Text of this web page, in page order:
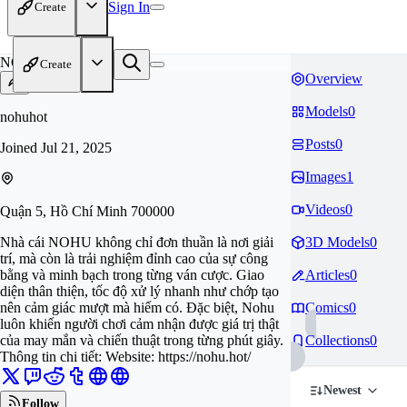
Create Sign In
Create
NO
nohuhot
Joined Jul 21, 2025
Quận 5, Hồ Chí Minh 700000
Nhà cái NOHU không chỉ đơn thuần là nơi giải
trí, mà còn là trải nghiệm đỉnh cao của sự công
bằng và minh bạch trong từng ván cược. Giao
diện thân thiện, tốc độ xử lý nhanh như chớp tạo
nên cảm giác mượt mà hiếm có. Đặc biệt, Nohu
luôn khiến người chơi cảm nhận được giá trị thật
của may mắn và chiến thuật trong từng phút giây.
Thông tin chi tiết: Website: https://nohu.hot/
Follow
Overview
Models0
Posts0
Images1
Videos0
3D Models0
Articles0
Comics0
Collections0
Newest